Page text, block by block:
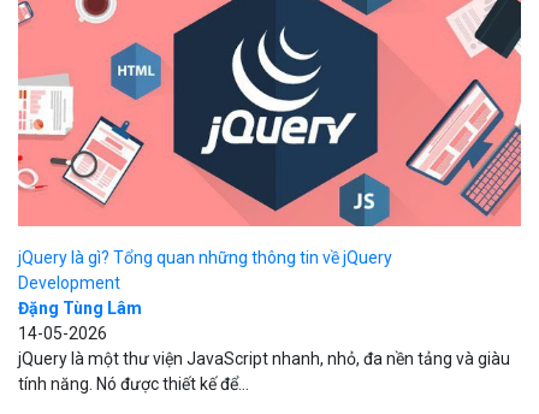
jQuery là gì? Tổng quan những thông tin về jQuery
Development
Đặng Tùng Lâm
14-05-2026
jQuery là một thư viện JavaScript nhanh, nhỏ, đa nền tảng và giàu
tính năng. Nó được thiết kế để...